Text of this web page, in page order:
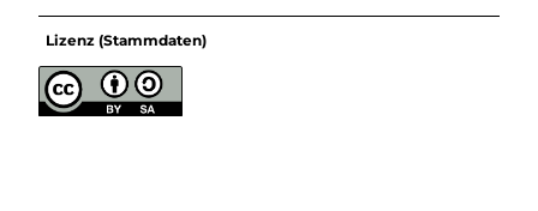
Lizenz (Stammdaten)